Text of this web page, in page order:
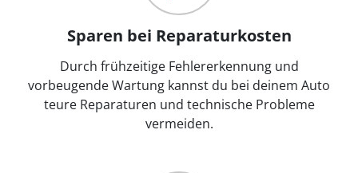
Sparen bei Reparaturkosten
Durch frühzeitige Fehlererkennung und
vorbeugende Wartung kannst du bei deinem Auto
teure Reparaturen und technische Probleme
vermeiden.